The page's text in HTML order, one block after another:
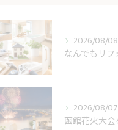
2026/08/08
2026/08/07